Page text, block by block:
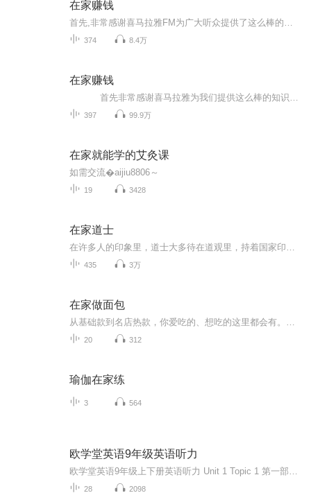
在家赚钱
374 8.4万
在家赚钱
397 99.9万
在家就能学的艾灸课
如需交流�aijiu8806～
19 3428
在家道士
435 3万
在家做面包
20 312
瑜伽在家练
3 564
欧学堂英语9年级英语听力
28 2098